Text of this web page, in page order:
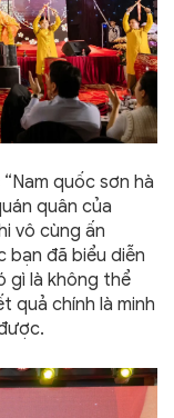
quốc sơn hà
quân của
vô cùng ấn
bạn đã biểu diễn
gì là không thể
quả chính là minh